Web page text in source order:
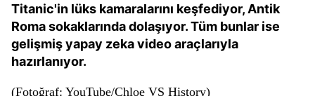
Titanic'in lüks kamaralarını keşfediyor, Antik
Roma sokaklarında dolaşıyor. Tüm bunlar ise
gelişmiş yapay zeka video araçlarıyla
hazırlanıyor.
(Fotoğraf: YouTube/Chloe VS History)